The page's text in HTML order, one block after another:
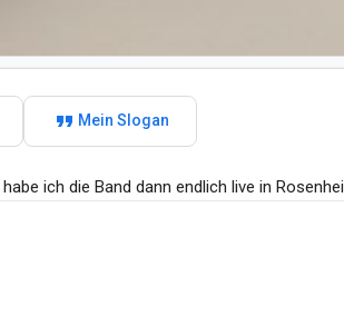
format_quote Mein Slogan